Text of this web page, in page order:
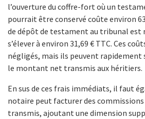
l’ouverture du coffre-fort où un
pourrait être conservé coûte environ
de dépôt de testament au tribunal est
s’élever à environ 31,69 € TTC. Ces
négligés, mais ils peuvent rapidement
le montant net transmis aux héritiers.
En sus de ces frais immédiats, il faut
notaire peut facturer des commissions
transmis, ajoutant une dimension